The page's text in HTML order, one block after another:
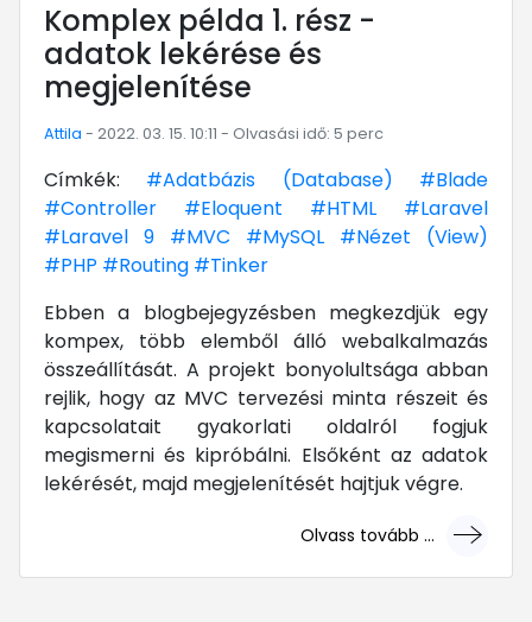
Komplex példa 1. rész -
adatok lekérése és
megjelenítése
Attila - 2022. 03. 15. 10:11 - Olvasási idő: 5 perc
Címkék: #Adatbázis (Database)
#Blade
#Controller
#Eloquent #HTML
#Laravel
#Laravel 9
#MVC #MySQL
#Nézet (View)
#PHP #Routing #Tinker
Ebben a blogbejegyzésben megkezdjük egy
kompex, több elemből álló webalkalmazás
összeállítását. A projekt bonyolultsága abban
rejlik, hogy az MVC tervezési minta részeit és
kapcsolatait gyakorlati oldalról fogjuk
megismerni és kipróbálni. Elsőként az adatok
lekérését, majd megjelenítését hajtjuk végre.
Olvass tovább ...
... mert megéri!